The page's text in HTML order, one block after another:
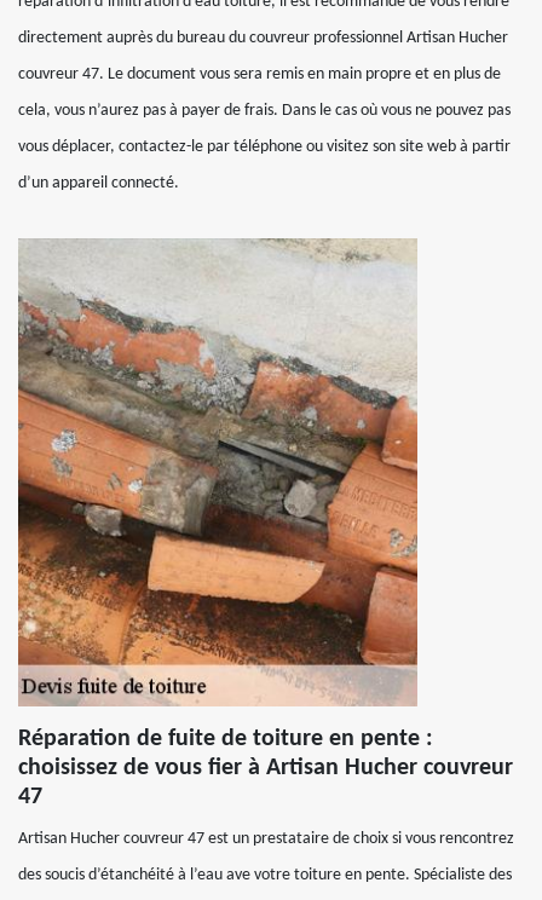
directement auprès du bureau du couvreur professionnel Artisan Hucher
couvreur 47. Le document vous sera remis en main propre et en plus de
cela, vous n’aurez pas à payer de frais. Dans le cas où vous ne pouvez pas
vous déplacer, contactez-le par téléphone ou visitez son site web à partir
d’un appareil connecté.
Réparation de fuite de toiture en pente :
choisissez de vous fier à Artisan Hucher couvreur
47
Artisan Hucher couvreur 47 est un prestataire de choix si vous rencontrez
des soucis d’étanchéité à l’eau ave votre toiture en pente. Spécialiste des